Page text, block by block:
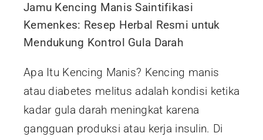
Jamu Kencing Manis Saintifikasi
Kemenkes: Resep Herbal Resmi untuk
Mendukung Kontrol Gula Darah
Apa Itu Kencing Manis? Kencing manis
atau diabetes melitus adalah kondisi ketika
kadar gula darah meningkat karena
gangguan produksi atau kerja insulin. Di